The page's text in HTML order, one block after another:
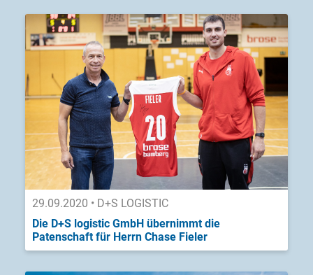
29.09.2020 • D+S LOGISTIC
Die D+S logistic GmbH übernimmt die
Patenschaft für Herrn Chase Fieler